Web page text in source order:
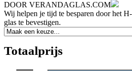
DOOR VERANDAGLAS.COM
Wij helpen je tijd te besparen door het
glas te bevestigen.
Totaalprijs